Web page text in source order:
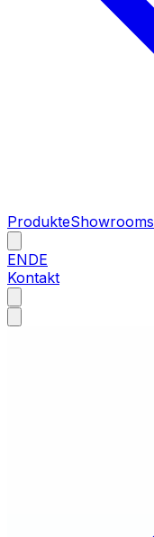
ProdukteShowrooms
ENDE
Kontakt